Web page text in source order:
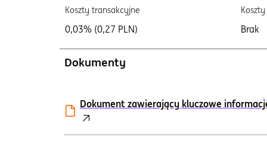
Koszty transakcyjne
0,03% (0,27 PLN) Brak
Dokumenty
Dokument zawierający kluczowe